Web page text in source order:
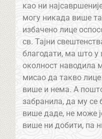
као ни
могу никада више
избачено лице
св. Тајни
благодати, ма што у
околност наводила
мисао да такво лице
више и нема. А
забранила, да му се
више даде, не може
више ни добити, па